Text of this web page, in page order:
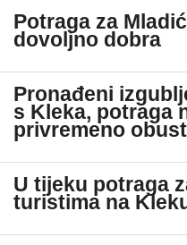
Potraga za
dovoljno dobra
Pronađeni
s Kleka, potraga
privremeno
U tijeku potraga
turistima na